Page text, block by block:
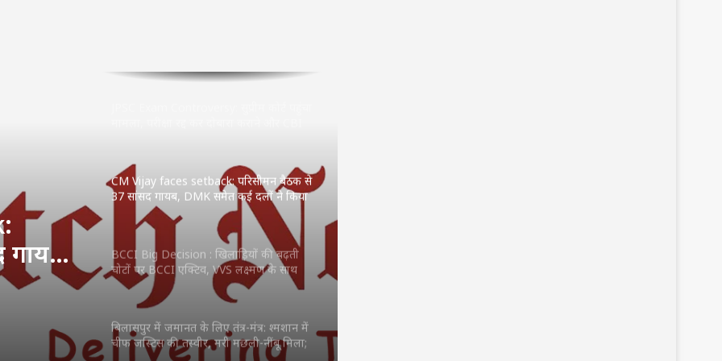
BCCI Big Decision : खिलाड़ियों की बढ़ती
चोटों पर BCCI एक्टिव, VVS लक्ष्मण के साथ
होगी अहम बैठक
बिलासपुर में जमानत के लिए तंत्र-मंत्र: श्मशान में
चीफ जस्टिस की तस्वीर, मरी मछली-नींबू मिला;
पुलिस बोली—‘ये क्या कर रहे हो?’
छत्तीसगढ़ में शुरू हुए 3 Grain ATM: अब राशन
की कतार से मिलेगी मुक्ति, 24 घंटे बायोमेट्रिक से